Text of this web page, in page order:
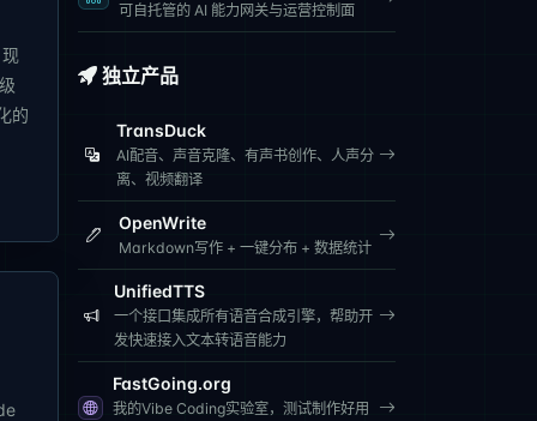
的
可自托管的 AI 能力网关与运营控制面
独立产品
TransDuck
AI配音、声音克隆、有声书创作、人声分
离、视频翻译
OpenWrite
Markdown写作 + 一键分布 + 数据统计
UnifiedTTS
一个接口集成所有语音合成引擎，帮助开
发快速接入文本转语音能力
FastGoing.org
我的Vibe Coding实验室，测试制作好用